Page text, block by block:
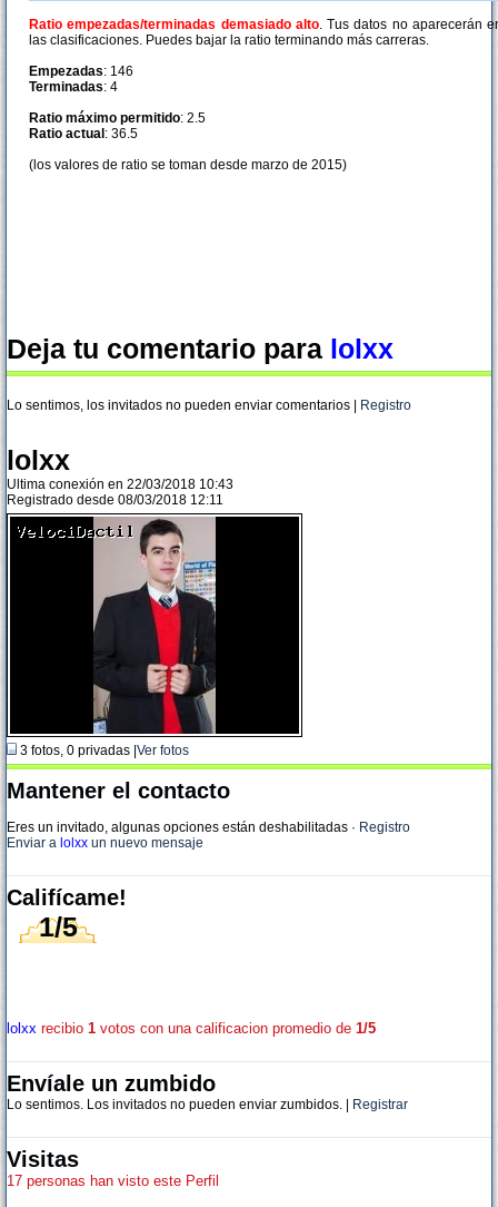
Ratio empezadas/terminadas demasiado alto. Tus datos no aparecerán
las clasificaciones. Puedes bajar la ratio terminando más carreras.
Empezadas: 146
Terminadas: 4
Ratio máximo permitido: 2.5
Ratio actual : 36.5
(los valores de ratio se toman desde marzo de 2015)
Deja tu comentario para lolxx
Lo sentimos, los invitados no pueden enviar comentarios | Registro
lolxx
Ultima conexión en 22/03/2018 10:43
Registrado desde 08/03/2018 12:11
3 fotos, 0 privadas | Ver fotos
Mantener el contacto
Eres un invitado, algunas opciones están deshabilitadas · Registro
Enviar a lolxx un nuevo mensaje
Califícame!
1/5
lolxx recibio 1 votos con una calificacion promedio de 1/5
Envíale un zumbido
Lo sentimos. Los invitados no pueden enviar zumbidos. | Registrar
Visitas
17 personas han visto este Perfil